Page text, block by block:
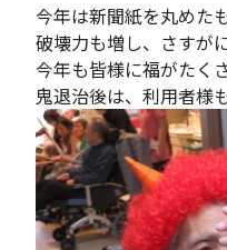
今年は新聞紙を丸めた
破壊力も増し、さすが
今年も皆様に福がたく
鬼退治後は、利用者様